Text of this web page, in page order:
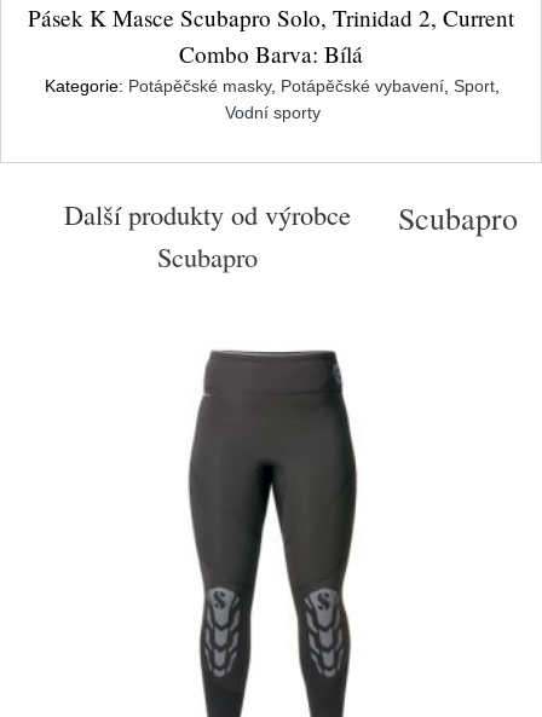
Pásek K Masce Scubapro Solo, Trinidad 2, Current
Combo Barva: Bílá
Kategorie: Potápěčské masky, Potápěčské vybavení Sport
Vodní sporty
Další produkty od výrobce
Scubapro
Scubapro